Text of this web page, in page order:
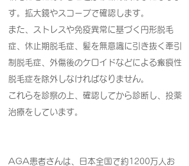
す。拡大鏡やスコープで確認します。
また、ストレスや免疫異常に基づく円形脱毛
症、休止期脱毛症、髪を無意識に引き抜く牽引
制脱毛症、外傷後のケロイドなどによる瘢痕性
脱毛症を除外しなければなりません。
これらを診察の上、確認してから診断し、投薬
治療をしています。
AGA患者さんは、日本全国で約1200万人お